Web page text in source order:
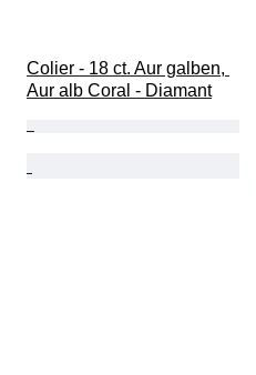
Colier - 18 ct. Aur galben,
Aur alb Coral - Diamant